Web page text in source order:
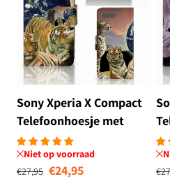
Sony Xperia X Compact
Telefoonhoesje met
Pasjes Roofdieren
Niet op voorraad
Normale prijs
€27,95 €24,95